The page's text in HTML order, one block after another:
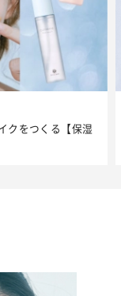
クをつくる【保湿